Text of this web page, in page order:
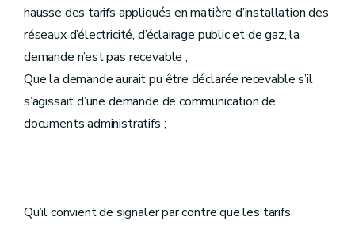
hausse des tarifs appliqués en matière d’installation des
réseaux d’électricité, d’éclairage public et de gaz, la
demande n’est pas recevable ;
Que la demande aurait pu être déclarée recevable s’il
s’agissait d’une demande de communication de
documents administratifs ;
Qu’il convient de signaler par contre que les tarifs